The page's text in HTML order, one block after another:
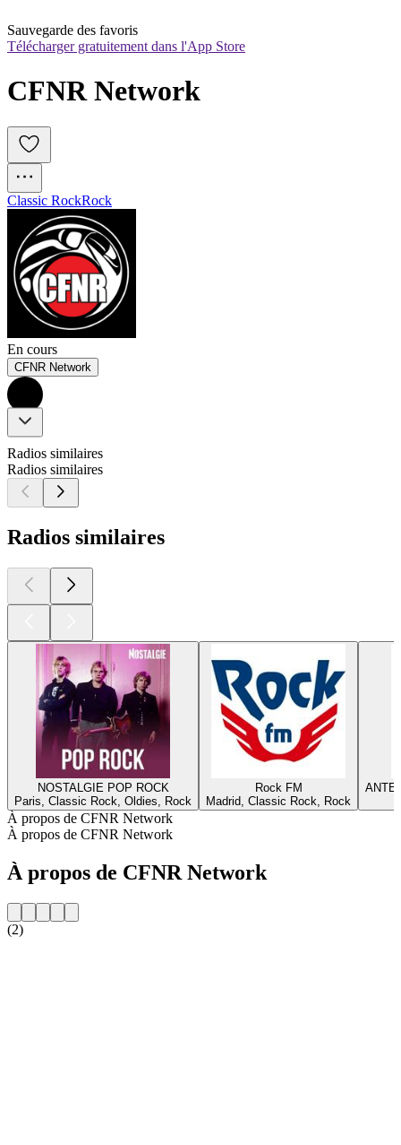
Sauvegarde des favoris
Télécharger gratuitement dans l'App Store
CFNR Network
Classic RockRock
En cours
CFNR Network
Radios similaires
Radios similaires
Radios similaires
NOSTALGIE POP ROCK
Paris, Classic Rock, Oldies, Rock
Rock FM
Madrid, Classic Rock, Rock
À propos de CFNR Network
À propos de CFNR Network
À propos de CFNR Network
(2)